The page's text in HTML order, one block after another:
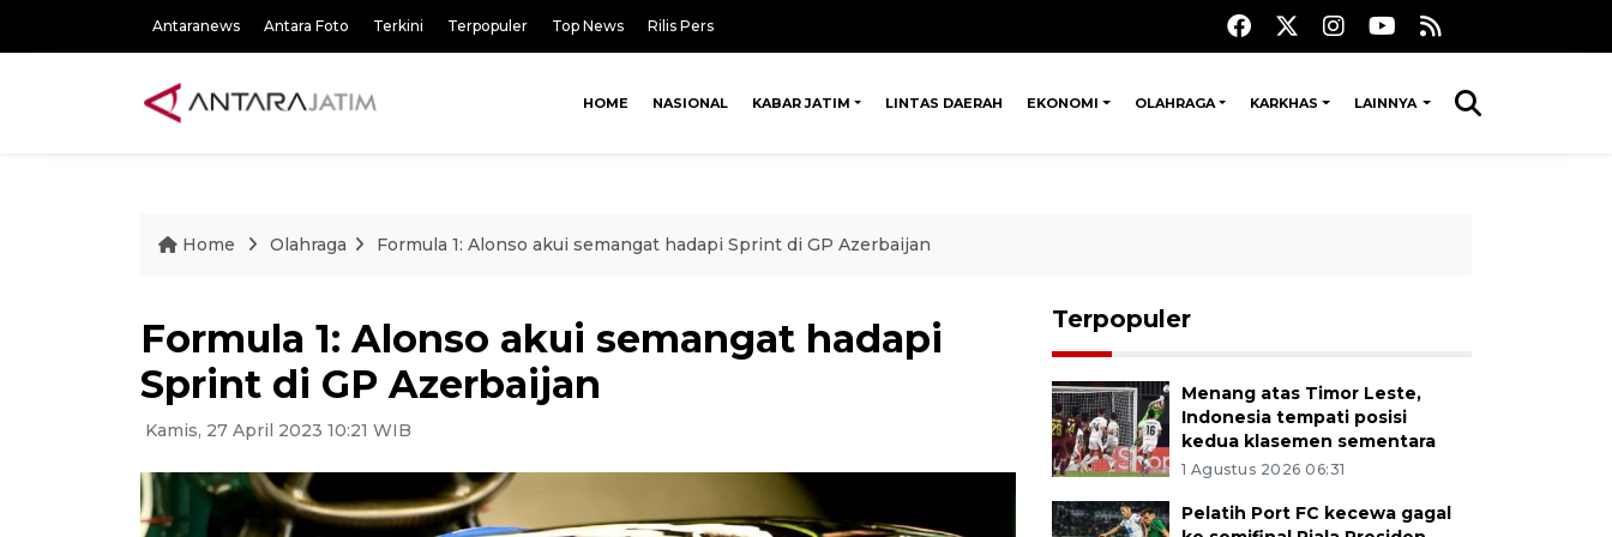
Antaranews Antara Foto Terkini Terpopuler Top News Rilis Pers
HOME NASIONAL KABAR JATIM LINTAS DAERAH EKONOMI OLAHRAGA KARKHAS LAINNYA
Home Olahraga Formula 1: Alonso akui semangat hadapi Sprint di GP Azerbaijan
Formula 1: Alonso akui semangat hadapi
Sprint di GP Azerbaijan
Kamis, 27 April 2023 10:21 WIB
Terpopuler
Menang atas Timor Leste,
Indonesia tempati posisi
kedua klasemen sementara
1 Agustus 2026 06:31
Pelatih Port FC kecewa gagal